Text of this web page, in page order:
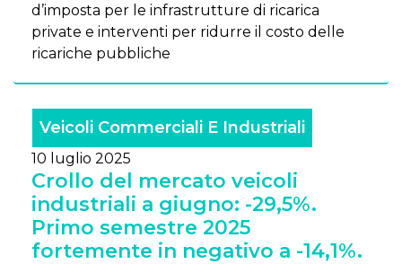
d’imposta per le infrastrutture di ricarica
private e interventi per ridurre il costo delle
ricariche pubbliche
Veicoli Commerciali E Industriali
10 luglio 2025
Crollo del mercato veicoli
industriali a giugno: -29,5%.
Primo semestre 2025
fortemente in negativo a -14,1%.